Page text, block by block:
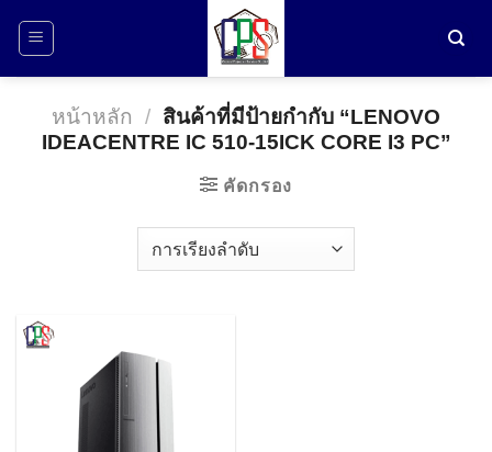
หน้าหลัก / สินค้าที่มีป้ายกำกับ “LENOVO
IDEACENTRE IC 510-15ICK CORE I3 PC”
คัดกรอง